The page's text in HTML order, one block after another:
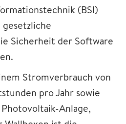
(BSI)
gesetzliche
Sicherheit der Software
Stromverbrauch von
pro Jahr sowie
Anlage,